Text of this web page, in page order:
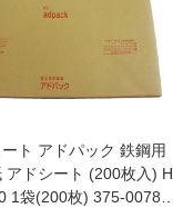
ト アドパック 鉄鋼用
アドシート (200枚入) H
1袋(200枚) 375-0078